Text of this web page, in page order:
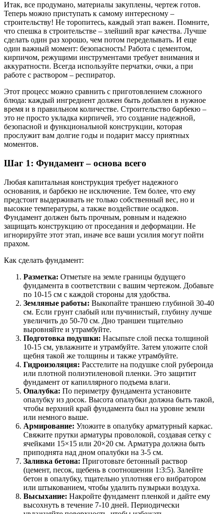
Итак, все продумано, материалы закуплены, чертеж готов.
Теперь можно приступать к самому интересному –
строительству! Не торопитесь, каждый этап важен. Помните,
что спешка в строительстве – злейший враг качества. Лучше
сделать один раз хорошо, чем потом переделывать. И еще
один важный момент: безопасность! Работа с цементом,
кирпичом, режущими инструментами требует внимания и
аккуратности. Всегда используйте перчатки, очки, а при
работе с раствором – респиратор.
Этот процесс можно сравнить с приготовлением сложного
блюда: каждый ингредиент должен быть добавлен в нужное
время и в правильном количестве. Строительство барбекю –
это не просто укладка кирпичей, это создание надежной,
безопасной и функциональной конструкции, которая
прослужит вам долгие годы и подарит массу приятных
моментов.
Шаг 1: Фундамент – основа всего
Любая капитальная конструкция требует надежного
основания, и барбекю не исключение. Тем более, что ему
предстоит выдерживать не только собственный вес, но и
высокие температуры, а также воздействие осадков.
Фундамент должен быть прочным, ровным и надежно
защищать конструкцию от проседания и деформации. Не
игнорируйте этот этап, иначе все ваши усилия могут пойти
прахом.
Как сделать фундамент:
Разметка: Отметьте на земле границы будущего
фундамента в соответствии с вашим чертежом. Добавьте
по 10-15 см с каждой стороны для удобства.
Земляные работы: Выкопайте траншею глубиной 30-40
см. Если грунт слабый или пучинистый, глубину лучше
увеличить до 50-70 см. Дно траншеи тщательно
выровняйте и утрамбуйте.
Подготовка подушки: Насыпьте слой песка толщиной
10-15 см, увлажните и утрамбуйте. Затем уложите слой
щебня такой же толщины и также утрамбуйте.
Гидроизоляция: Расстелите на подушке слой рубероида
или плотной полиэтиленовой пленки. Это защитит
фундамент от капиллярного подъема влаги.
Опалубка: По периметру фундамента установите
опалубку из досок. Высота опалубки должна быть такой,
чтобы верхний край фундамента был на уровне земли
или немного выше.
Армирование: Уложите в опалубку арматурный каркас.
Свяжите прутки арматуры проволокой, создавая сетку с
ячейками 15×15 или 20×20 см. Арматура должна быть
приподнята над дном опалубки на 3-5 см.
Заливка бетона: Приготовьте бетонный раствор
(цемент, песок, щебень в соотношении 1:3:5). Залейте
бетон в опалубку, тщательно уплотняя его вибратором
или штыкованием, чтобы удалить пузырьки воздуха.
Высыхание: Накройте фундамент пленкой и дайте ему
высохнуть в течение 7-10 дней. Периодически